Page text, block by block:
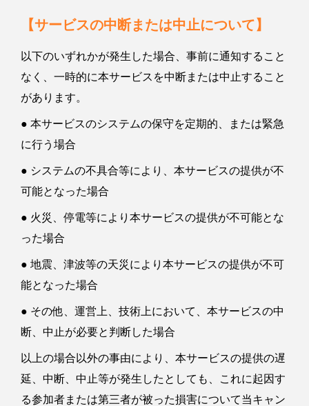
【サービスの中断または中止について】
以下のいずれかが発生した場合、事前に通知すること
なく、一時的に本サービスを中断または中止すること
があります。
● 本サービスのシステムの保守を定期的、または緊急
に行う場合
● システムの不具合等により、本サービスの提供が不
可能となった場合
● 火災、停電等により本サービスの提供が不可能とな
った場合
● 地震、津波等の天災により本サービスの提供が不可
能となった場合
● その他、運営上、技術上において、本サービスの中
断、中止が必要と判断した場合
以上の場合以外の事由により、本サービスの提供の遅
延、中断、中止等が発生したとしても、これに起因す
る参加者または第三者が被った損害について当キャン